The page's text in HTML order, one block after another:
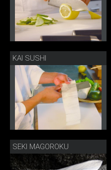
KAI SUSHI
SEKI MAGOROKU